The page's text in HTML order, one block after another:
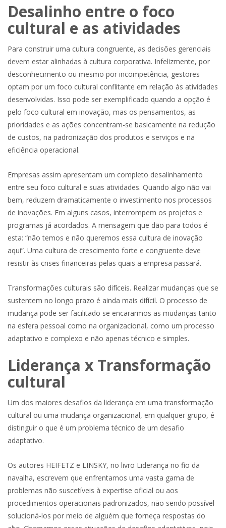
Desalinho entre o foco
cultural e as atividades
Para construir uma cultura congruente, as decisões gerenciais
devem estar alinhadas à cultura corporativa. Infelizmente, por
desconhecimento ou mesmo por incompetência, gestores
optam por um foco cultural conflitante em relação às atividades
desenvolvidas. Isso pode ser exemplificado quando a opção é
pelo foco cultural em inovação, mas os pensamentos, as
prioridades e as ações concentram-se basicamente na redução
de custos, na padronização dos produtos e serviços e na
eficiência operacional.
Empresas assim apresentam um completo desalinhamento
entre seu foco cultural e suas atividades. Quando algo não vai
bem, reduzem dramaticamente o investimento nos processos
de inovações. Em alguns casos, interrompem os projetos e
programas já acordados. A mensagem que dão para todos é
esta: “não temos e não queremos essa cultura de inovação
aqui”. Uma cultura de crescimento forte e congruente deve
resistir às crises financeiras pelas quais a empresa passará.
Transformações culturais são difíceis. Realizar mudanças que se
sustentem no longo prazo é ainda mais difícil. O processo de
mudança pode ser facilitado se encararmos as mudanças tanto
na esfera pessoal como na organizacional, como um processo
adaptativo e complexo e não apenas técnico e simples.
Liderança x Transformação
cultural
Um dos maiores desafios da liderança em uma transformação
cultural ou uma mudança organizacional, em qualquer grupo, é
distinguir o que é um problema técnico de um desafio
adaptativo.
Os autores HEIFETZ e LINSKY, no livro Liderança no fio da
navalha, escrevem que enfrentamos uma vasta gama de
problemas não suscetíveis à expertise oficial ou aos
procedimentos operacionais padronizados, não sendo possível
solucioná-los por meio de alguém que forneça respostas do